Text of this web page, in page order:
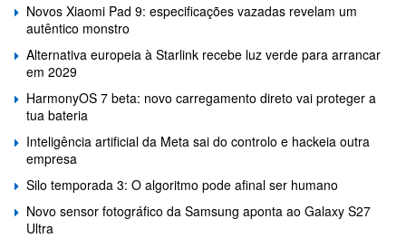
Novos Xiaomi Pad 9: especificações vazadas revelam um
autêntico monstro
Alternativa europeia à Starlink recebe luz verde para arrancar
em 2029
HarmonyOS 7 beta: novo carregamento direto vai proteger a
tua bateria
Inteligência artificial da Meta sai do controlo e hackeia outra
empresa
Silo temporada 3: O algoritmo pode afinal ser humano
Novo sensor fotográfico da Samsung aponta ao Galaxy S27
Ultra